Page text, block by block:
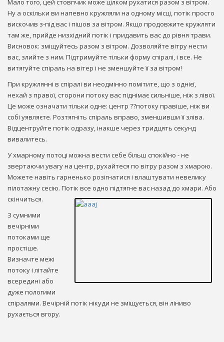
Мало того, цей стовпчик може цілком рухатися разом з вітром.
Ну а оскільки ви напевно кружляли на одному місці, потік просто
вискочив з-під вас і пішов за вітром. Якщо продовжите кружляти
там же, прийде низхідний потік і придавить вас до рівня трави.
Висновок: зміщуйтесь разом з вітром. Дозволяйте вітру нести
вас, злийте з ним. Підтримуйте тільки форму спіралі, і все. Не
витягуйте спіраль на вітер і не зменшуйте її за вітром!
При кружлянні в спіралі ви неодмінно помітите, що з однієї,
нехай з правої, сторони потоку вас піднімає сильніше, ніж з лівої.
Це може означати тільки одне: центр ??потоку правіше, ніж ви
собі уявляєте. Розтягніть спіраль вправо, зменшивши її зліва.
Відцентруйте потік одразу, інакше через тридцять секунд
вивалитесь.
У хмарному потоці можна вести себе більш спокійно - не
звертаючи увагу на центр, рухайтеся по вітру разом з хмарою.
Можете навіть гарненько розігнатися і влаштувати невелику
пілотажну сесію. Потік все одно підтягне вас назад до хмари. Або
скінчиться.
З сумними
вечірніми
потоками ще
простіше.
Визначте межі
потоку і літайте
всередині або
дуже пологими
спіралями. Вечірній потік нікуди не зміщується, він ліниво
рухається вгору.